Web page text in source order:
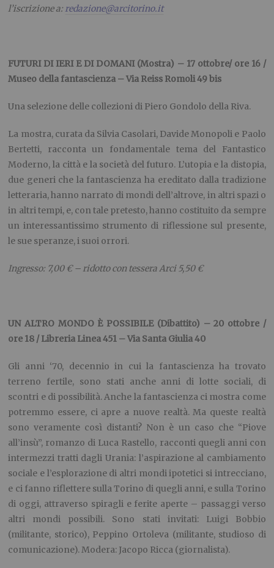
l’iscrizione a: redazione@arcitorino.it
FUTURI DI IERI E DI DOMANI (Mostra) – 17 ottobre/ ore 16 /
Museo della fantascienza – Via Reiss Romoli 49 bis
Una selezione delle collezioni di Piero Gondolo della Riva.
La mostra, curata da Silvia Casolari, Davide Monopoli e Paolo
Bertetti, racconta un fondamentale tema del Fantastico
Moderno, la città e la società del futuro. L’utopia e la distopia,
due generi che la fantascienza ha ereditato dalla tradizione
letteraria, hanno narrato di mondi dell’altrove, in altri spazi o
in altri tempi, e, con tale pretesto, hanno costituito da sempre
un interessantissimo strumento di riflessione sul presente,
le sue speranze, i suoi orrori.
Ingresso: 7,00 € – ridotto con tessera Arci 5,50 €
UN ALTRO MONDO È POSSIBILE (Dibattito) – 20 ottobre /
ore 18 / Libreria Linea 451 – Via Santa Giulia 40
Gli anni ‘70, decennio in cui la fantascienza ha trovato
terreno fertile, sono stati anche anni di lotte sociali, di
scontri e di possibilità. Anche la fantascienza ci mostra come
potremmo essere, ci apre a nuove realtà. Ma queste realtà
sono veramente così distanti? Non è un caso che “Piove
all’insù”, romanzo di Luca Rastello, racconti quegli anni con
intermezzi tratti dagli Urania: l’aspirazione al cambiamento
sociale e l’esplorazione di altri mondi ipotetici si intrecciano,
e ci fanno riflettere sulla Torino di quegli anni, e sulla Torino
di oggi, attraverso spiragli e ferite aperte – passaggi verso
altri mondi possibili. Sono stati invitati: Luigi Bobbio
(militante, storico), Peppino Ortoleva (militante, studioso di
comunicazione). Modera: Jacopo Ricca (giornalista).